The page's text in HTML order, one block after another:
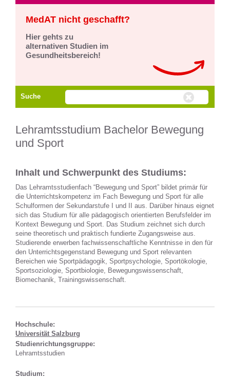
MedAT nicht geschafft?
Hier gehts zu
alternativen Studien im
Gesundheitsbereich!
Suche
Lehramtsstudium Bachelor Bewegung
und Sport
Inhalt und Schwerpunkt des Studiums:
Das Lehramtsstudienfach “Bewegung und Sport” bildet primär für
die Unterrichtskompetenz im Fach Bewegung und Sport für alle
Schulformen der Sekundarstufe I und II aus. Darüber hinaus eignet
sich das Studium für alle pädagogisch orientierten Berufsfelder im
Kontext Bewegung und Sport. Das Studium zeichnet sich durch
seine theoretisch und praktisch fundierte Zugangsweise aus.
Studierende erwerben fachwissenschaftliche Kenntnisse in den für
den Unterrichtsgegenstand Bewegung und Sport relevanten
Bereichen wie Sportpädagogik, Sportpsychologie, Sportökologie,
Sportsoziologie, Sportbiologie, Bewegungswissenschaft,
Biomechanik, Trainingswissenschaft.
Hochschule:
Universität Salzburg
Studienrichtungsgruppe:
Lehramtsstudien
Studium: